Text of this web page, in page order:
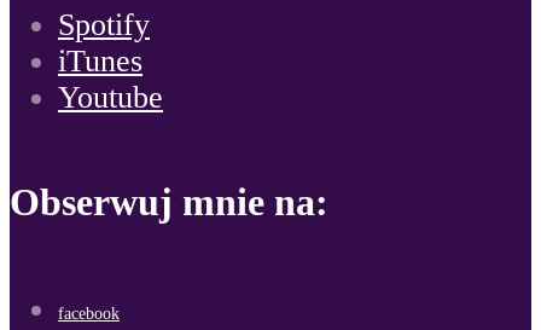
Spotify
iTunes
Youtube
Obserwuj mnie na:
facebook